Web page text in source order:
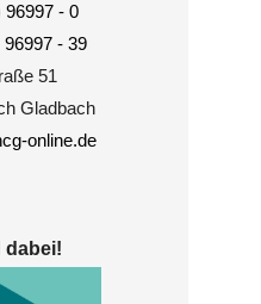
96997 - 0
96997 - 39
51
Gladbach
online.de
dabei!